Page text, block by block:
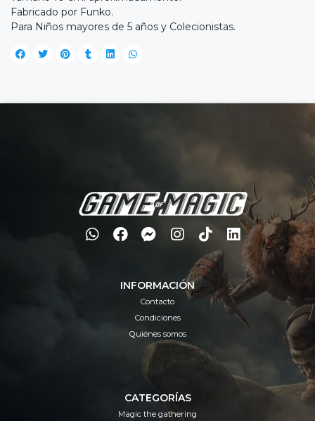
Fabricado por Funko.
Para Niños mayores de 5 años y Colecionistas.
INFORMACIÓN
Contacto
Condiciones
Quiénes somos
CATEGORÍAS
Magic the gathering